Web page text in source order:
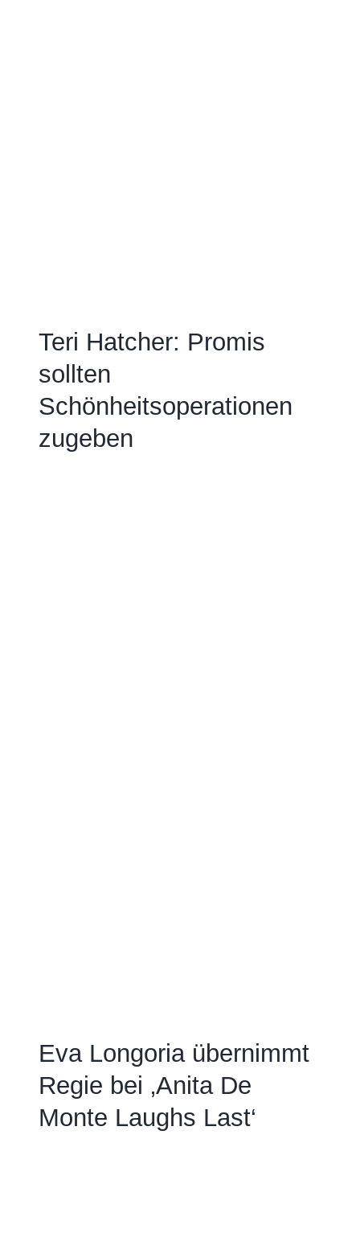
Teri Hatcher: Promis
sollten
Schönheitsoperationen
zugeben
Eva Longoria übernimmt
Regie bei ‚Anita De
Monte Laughs Last‘